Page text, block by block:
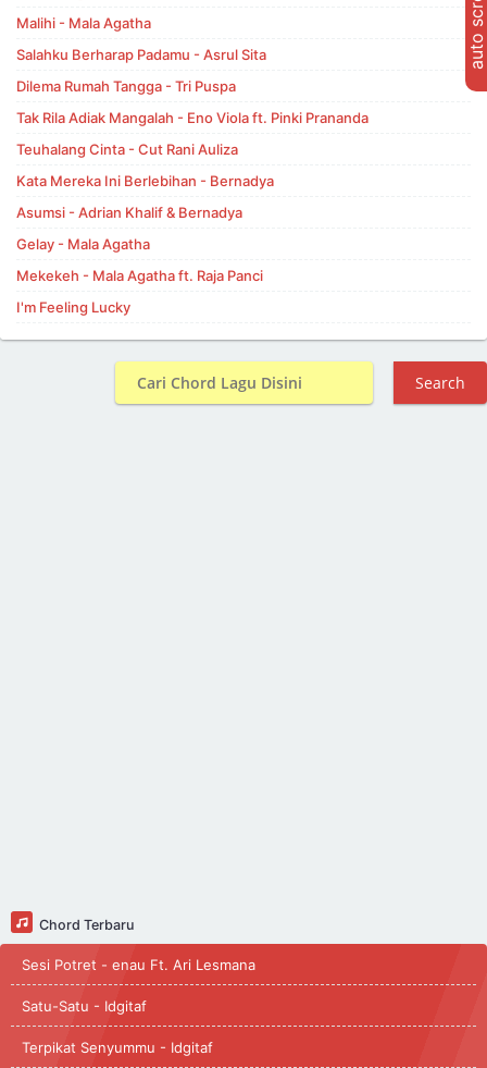
Malihi - Mala Agatha
Salahku Berharap Padamu - Asrul Sita
Dilema Rumah Tangga - Tri Puspa
Tak Rila Adiak Mangalah - Eno Viola ft. Pinki Prananda
Teuhalang Cinta - Cut Rani Auliza
Kata Mereka Ini Berlebihan - Bernadya
Asumsi - Adrian Khalif & Bernadya
Gelay - Mala Agatha
Mekekeh - Mala Agatha ft. Raja Panci
I'm Feeling Lucky
Search
Chord Terbaru
Sesi Potret - enau Ft. Ari Lesmana
Satu-Satu - Idgitaf
Terpikat Senyummu - Idgitaf
auto scroll